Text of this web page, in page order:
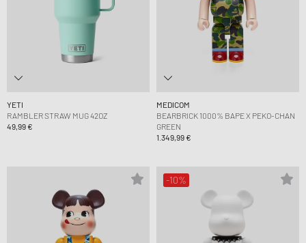
YETI
RAMBLER STRAW MUG 42OZ
49,99 €
MEDICOM
BEARBRICK 1000% BAPE X PEKO-CHAN
GREEN
1.349,99 €
-10%